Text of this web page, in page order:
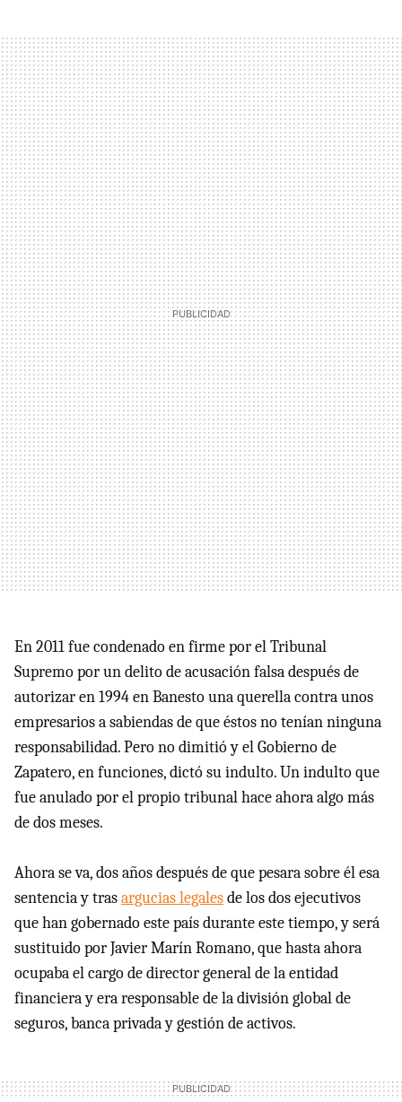
En 2011 fue condenado en firme por el Tribunal
Supremo por un delito de acusación falsa después de
autorizar en 1994 en Banesto una querella contra unos
empresarios a sabiendas de que éstos no tenían ninguna
responsabilidad. Pero no dimitió y el Gobierno de
Zapatero, en funciones, dictó su indulto. Un indulto que
fue anulado por el propio tribunal hace ahora algo más
de dos meses.
Ahora se va, dos años después de que pesara sobre él esa
sentencia y trasargucias legalesde los dos ejecutivos
que han gobernado este país durante este tiempo, y será
sustituido por Javier Marín Romano, que hasta ahora
ocupaba el cargo de director general de la entidad
financiera y era responsable de la división global de
seguros, banca privada y gestión de activos.